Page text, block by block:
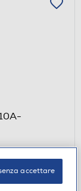
accettare